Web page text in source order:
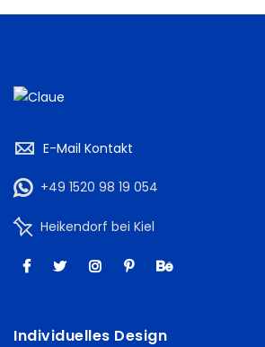
E-Mail Kontakt
+49 1520 98 19 054
Heikendorf bei Kiel
Individuelles Design